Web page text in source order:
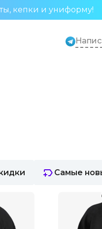
кепки и униформу!
Самые